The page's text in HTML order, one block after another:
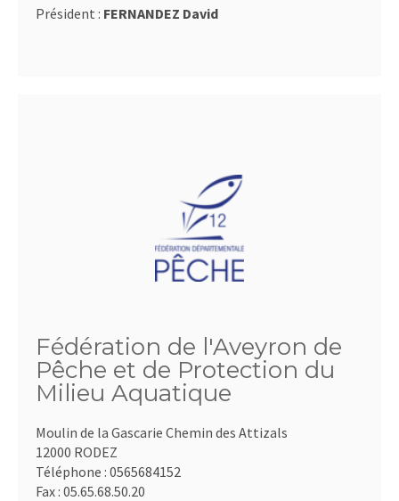
Président : FERNANDEZ David
Fédération de l'Aveyron de
Pêche et de Protection du
Milieu Aquatique
Moulin de la Gascarie Chemin des Attizals
12000 RODEZ
Téléphone : 0565684152
Fax : 05.65.68.50.20